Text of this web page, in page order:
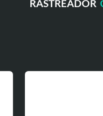
RASTREADOR